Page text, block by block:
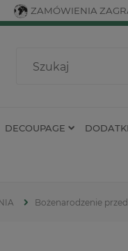
ZAMÓWIENIA
DECOUPAGE
Bożenarodzenie